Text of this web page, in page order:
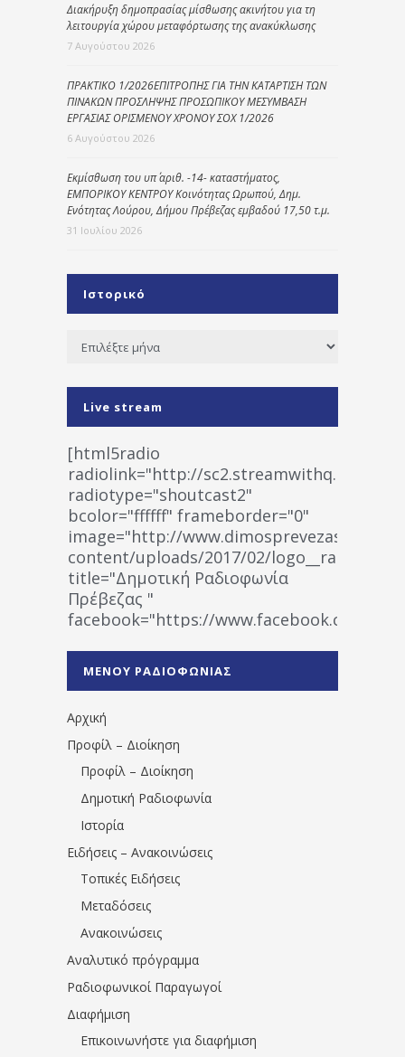
Διακήρυξη δημοπρασίας μίσθωσης ακινήτου για τη
λειτουργία χώρου μεταφόρτωσης της ανακύκλωσης
7 Αυγούστου 2026
ΠΡΑΚΤΙΚΟ 1/2026ΕΠΙΤΡΟΠΗΣ ΓΙΑ ΤΗΝ ΚΑΤΑΡΤΙΣΗ ΤΩΝ
ΠΙΝΑΚΩΝ ΠΡΟΣΛΗΨΗΣ ΠΡΟΣΩΠΙΚΟΥ ΜΕΣΥΜΒΑΣΗ
ΕΡΓΑΣΙΑΣ ΟΡΙΣΜΕΝΟΥ ΧΡΟΝΟΥ ΣΟΧ 1/2026
6 Αυγούστου 2026
Εκμίσθωση του υπ΄ αριθ. -14- καταστήματος,
ΕΜΠΟΡΙΚΟΥ ΚΕΝΤΡΟΥ Κοινότητας Ωρωπού, Δημ.
Ενότητας Λούρου, Δήμου Πρέβεζας εμβαδού 17,50 τ.μ.
31 Ιουλίου 2026
Ιστορικό
Ιστορικό
Live stream
[html5radio
radiolink="http://
radiotype="shoutcast2"
bcolor="ffffff" frameborder="0"
image="http://www.dimosprevezas.gr/wp-
content/uploads/2017/02/
title="Δημοτική Ραδιοφωνία
Πρέβεζας "
facebook="https://www.facebook.com/
1531194763766854/" artist="" ]
ΜΕΝΟΥ ΡΑΔΙΟΦΩΝΙΑΣ
Αρχική
Προφίλ – Διοίκηση
Προφίλ – Διοίκηση
Δημοτική Ραδιοφωνία
Ιστορία
Ειδήσεις – Ανακοινώσεις
Τοπικές Ειδήσεις
Μεταδόσεις
Ανακοινώσεις
Αναλυτικό πρόγραμμα
Ραδιοφωνικοί Παραγωγοί
Διαφήμιση
Επικοινωνήστε για διαφήμιση